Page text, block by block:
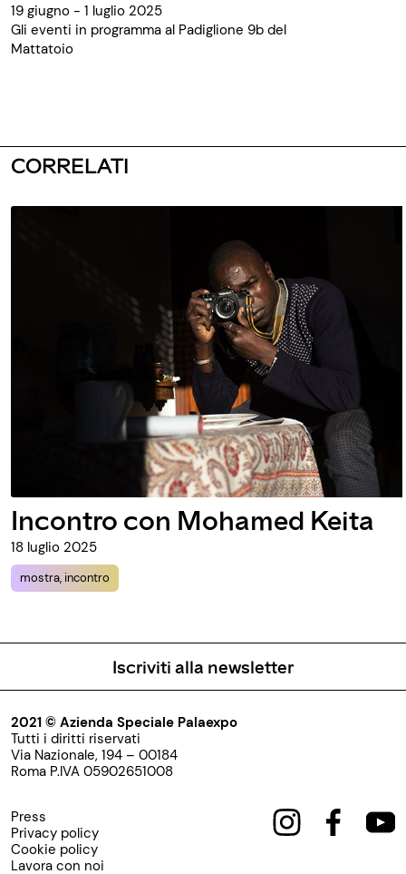
19 giugno - 1 luglio 2025
Gli eventi in programma al Padiglione 9b del
Mattatoio
CORRELATI
Incontro con Mohamed Keita
18 luglio 2025
mostra, incontro
Iscriviti alla newsletter
2021 © Azienda Speciale Palaexpo
Tutti i diritti riservati
Via Nazionale, 194 – 00184
Roma P.IVA 05902651008
Press
Privacy policy
Cookie policy
Lavora con noi